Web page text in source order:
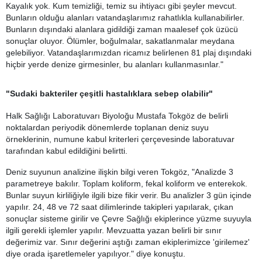
Kayalık yok. Kum temizliği, temiz su ihtiyacı gibi şeyler mevcut.
Bunların olduğu alanları vatandaşlarımız rahatlıkla kullanabilirler.
Bunların dışındaki alanlara gidildiği zaman maalesef çok üzücü
sonuçlar oluyor. Ölümler, boğulmalar, sakatlanmalar meydana
gelebiliyor. Vatandaşlarımızdan ricamız belirlenen 81 plaj dışındaki
hiçbir yerde denize girmesinler, bu alanları kullanmasınlar."
"Sudaki bakteriler çeşitli hastalıklara sebep olabilir"
Halk Sağlığı Laboratuvarı Biyoloğu Mustafa Tokgöz de belirli
noktalardan periyodik dönemlerde toplanan deniz suyu
örneklerinin, numune kabul kriterleri çerçevesinde laboratuvar
tarafından kabul edildiğini belirtti.
Deniz suyunun analizine ilişkin bilgi veren Tokgöz, "Analizde 3
parametreye bakılır. Toplam koliform, fekal koliform ve enterekok.
Bunlar suyun kirliliğiyle ilgili bize fikir verir. Bu analizler 3 gün içinde
yapılır. 24, 48 ve 72 saat dilimlerinde takipleri yapılarak, çıkan
sonuçlar sisteme girilir ve Çevre Sağlığı ekiplerince yüzme suyuyla
ilgili gerekli işlemler yapılır. Mevzuatta yazan belirli bir sınır
değerimiz var. Sınır değerini aştığı zaman ekiplerimizce 'girilemez'
diye orada işaretlemeler yapılıyor." diye konuştu.